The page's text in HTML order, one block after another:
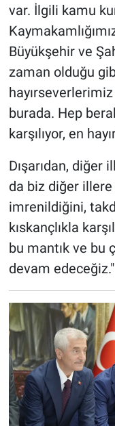
var. İlgili kamu
Büyükşehir ve
zaman olduğu
burada. Hep
karşılıyor, en
Dışarıdan,
da biz diğer
imrenildiğini,
kıskançlıkla
bu mantık ve bu
devam edeceğiz."